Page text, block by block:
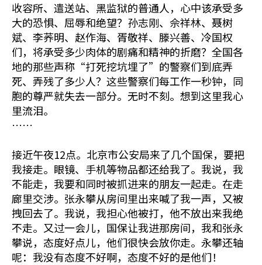
收容所、遣送站、黑监狱的普通人，心中该承受多
大的恐惧、屈辱和绝望？孙志刚、佘祥林、聂树
斌、李荞明、赵作海、胥敬祥、滕兴善、冷国权
们，将承受多少肉体的剧痛和精神的折磨？全国各
地的那些声称“打死挖坑埋了”的警察们到底弄
死、弄残了多少人？这些警察们每工作一秒钟，同
胞的尊严就失去一部分。无时不刻。想到这里我心
里流泪。
……
接近午夜12点。北京市公安局来了几个国保，要把
我接走。眼镜、手机等物品都还给我了。我说，我
不能走，我要和同时被抓进来的朋友一起走。在走
廊里交涉。张永攀从房间里出来喊了我一声，又被
拽回去了。我说，我担心他被打，他不放出来我绝
不走。又过一会儿，国保让我进那房间，我和张永
攀说，态度好点儿，他们很快会放你走。永攀还轴
呢：我没有态度不好啊，态度不好的是他们！